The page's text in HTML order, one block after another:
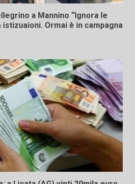
a Mannino “Ignora le
Ormai è in campagna